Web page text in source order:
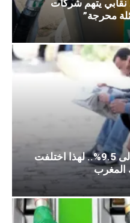
يتهم شركات
محرجة”
البطالة في المغرب تنخفض إلى 9.5%.. لهذا اختلفت
المغرب